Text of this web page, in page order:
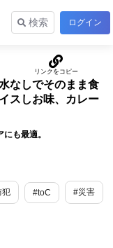
検索 ログイン
なしでそのまま食
スしお味、カレー
も最適。
犯 #toC #災害